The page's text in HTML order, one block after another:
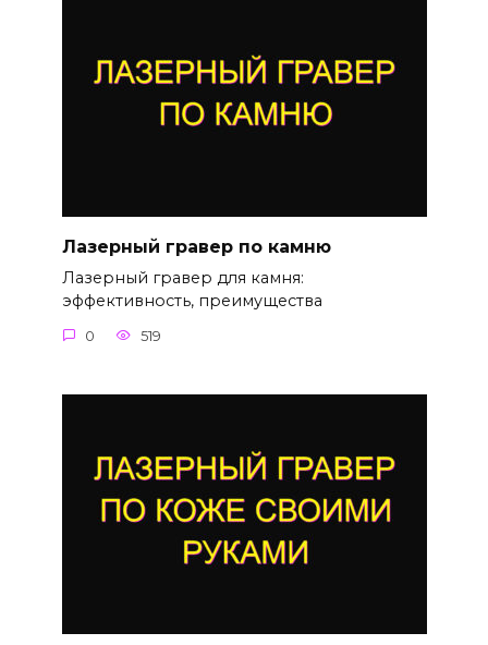
Лазерный гравер по камню
Лазерный гравер для камня:
эффективность, преимущества
0 519